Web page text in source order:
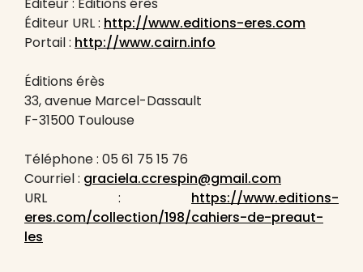
Éditeur URL : http://www.editions-eres.com
Portail : http://www.cairn.info
Éditions érès
33, avenue Marcel-Dassault
F-31500 Toulouse
Téléphone : 05 61 75 15 76
Courriel : graciela.ccrespin@gmail.com
URL : https://www.editions-
eres.com/collection/198/cahiers-de-preaut-
les